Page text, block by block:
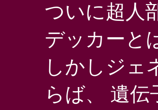
ついに超人
デッカーと
しかしジェ
らば、 遺